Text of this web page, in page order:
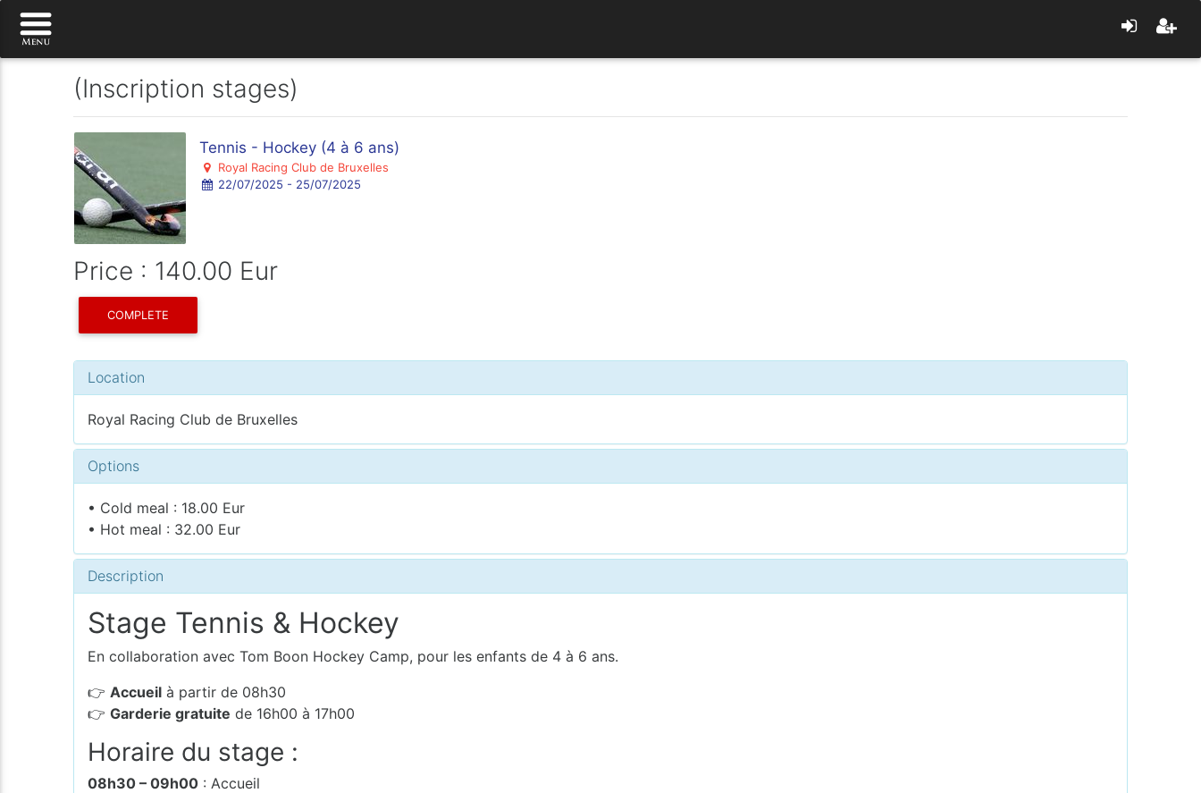
(Inscription stages)
Tennis - Hockey (4 à 6 ans)
Royal Racing Club de Bruxelles
22/07/2025 - 25/07/2025
Price : 140.00 Eur
COMPLETE
Location
Royal Racing Club de Bruxelles
Options
• Cold meal : 18.00 Eur
• Hot meal : 32.00 Eur
Description
Stage Tennis & Hockey
En collaboration avec Tom Boon Hockey Camp, pour les enfants de 4 à 6 ans.
👉 Accueil à partir de 08h30
👉Garderie gratuite de 16h00 à 17h00
Horaire du stage :
08h30 – 09h00 : Accueil